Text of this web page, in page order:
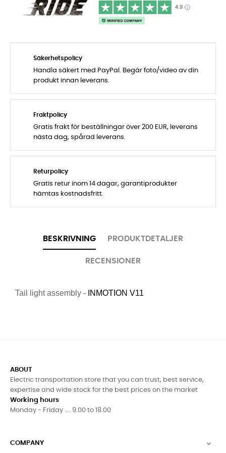
Säkerhetspolicy
Handla säkert med PayPal. Begär foto/video av din
produkt innan leverans.
Fraktpolicy
Gratis frakt för beställningar över 200 EUR, leverans
nästa dag, spårad leverans.
Returpolicy
Gratis retur inom 14 dagar, garantiprodukter
hämtas kostnadsfritt.
BESKRIVNING PRODUKTDETALJER
RECENSIONER
Tail light assembly - INMOTION V11
ABOUT
Electric transportation store that you can trust, best service,
expertise and wide stock for the best prices on the market
Working hours
Monday - Friday .... 9.00 to 18.00
COMPANY 